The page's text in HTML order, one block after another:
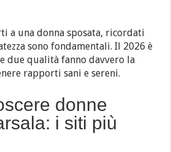
a una donna sposata, ricordati
sono fondamentali. Il 2026 è
due qualità fanno davvero la
rapporti sani e sereni.
donne
i siti più